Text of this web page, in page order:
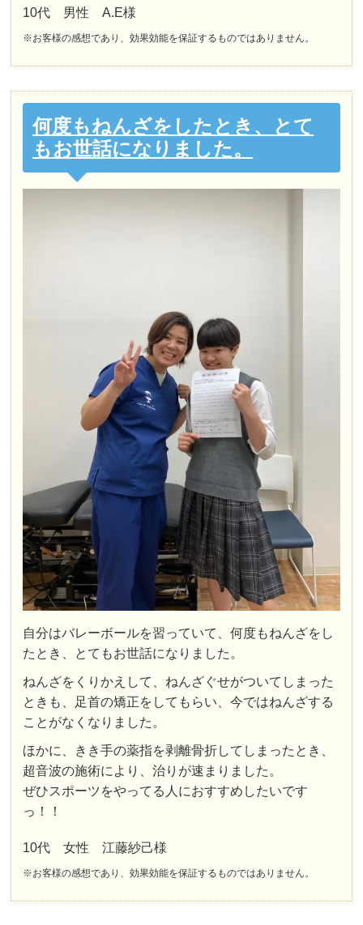
10代 男性 A.E様
※お客様の感想であり、効果効能を保証するものではありません。
何度もねんざをしたとき、とて
もお世話になりました。
自分はバレーボールを習っていて、何度もねんざをし
たとき、とてもお世話になりました。
ねんざをくりかえして、ねんざぐせがついてしまった
ときも、足首の矯正をしてもらい、今ではねんざする
ことがなくなりました。
ほかに、きき手の薬指を剥離骨折してしまったとき、
超音波の施術により、治りが速まりました。
ぜひスポーツをやってる人におすすめしたいです
っ！！
10代 女性 江藤紗己様
※お客様の感想であり、効果効能を保証するものではありません。